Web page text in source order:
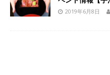
2019年6月8日